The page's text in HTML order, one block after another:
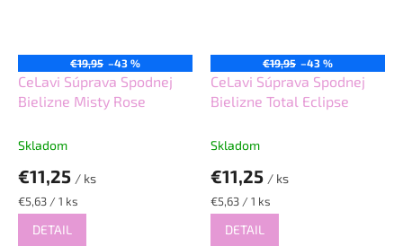
€19,95 –43 %
CeLavi Súprava Spodnej
Bielizne Misty Rose
Skladom
€11,25 / ks
Jednotková
cena:
€5,63 / 1 ks
DETAIL
€19,95 –43 %
CeLavi Súprava Spodnej
Bielizne Total Eclipse
Skladom
€11,25 / ks
Jednotková
cena:
€5,63 / 1 ks
DETAIL